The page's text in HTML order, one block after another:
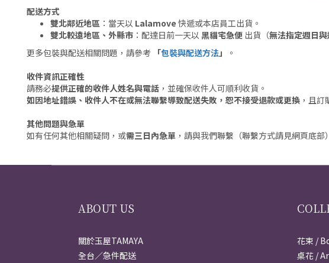
配送方式
雙北鄰近地區 ：當天以 Lalamove 快遞或本店員工出貨。
雙北較遠地區、外縣市 ：配達日前一天以 黑貓宅急便 出貨（無法指定週日
更多包裝與配送相關問題，請參考 「包裝與配送方法」
。
收件資訊正確性
請務必提供正確的收件人姓名與電話 ，並確保收件人可順利收貨。
如因地址錯誤、收件人不在或無法聯繫導致配送失敗，恕不接受退款或更換 ，且訂
其他問題與急單
如有任何其他相關疑問，或需三日內急單 ，請與我們聯繫（聯繫方式請見網頁底部
ABOUT US
關於玉屋TAMAYA
全台／急件配送
花束 /
桌花 /